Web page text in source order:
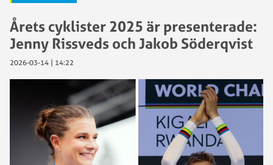
Årets cyklister 2025 är presenterade:
Jenny Rissveds och Jakob Söderqvist
2026-03-14 | 14:22